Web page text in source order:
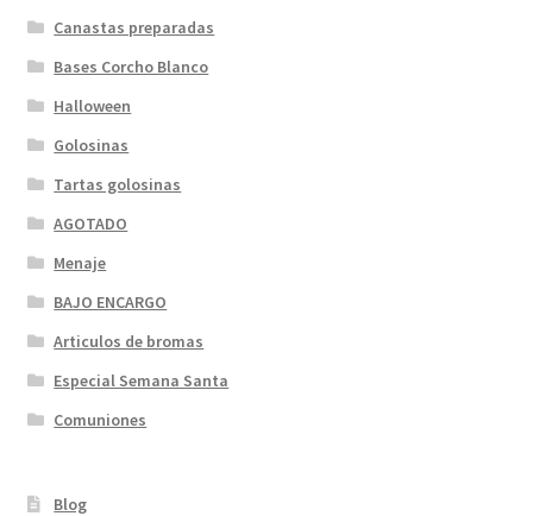
Canastas preparadas
Bases Corcho Blanco
Halloween
Golosinas
Tartas golosinas
AGOTADO
Menaje
BAJO ENCARGO
Articulos de bromas
Especial Semana Santa
Comuniones
Blog